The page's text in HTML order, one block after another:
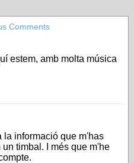
Comments
estem, amb molta música
la informació que m'has
timbal. I més que m'he